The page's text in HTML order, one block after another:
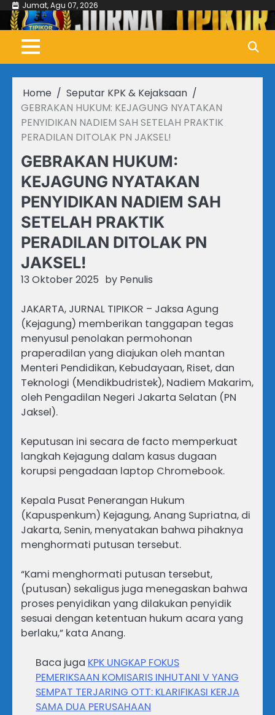
Skip
content
Jumat, Agu 07, 2026
Home
Seputar KPK & Kejaksaan
GEBRAKAN HUKUM: KEJAGUNG NYATAKAN
PENYIDIKAN NADIEM SAH SETELAH PRAKTIK
PERADILAN DITOLAK PN JAKSEL!
GEBRAKAN HUKUM:
KEJAGUNG NYATAKAN
PENYIDIKAN NADIEM SAH
SETELAH PRAKTIK
PERADILAN DITOLAK PN
JAKSEL!
13 Oktober 2025 by Penulis
JAKARTA, JURNAL TIPIKOR – Jaksa Agung
(Kejagung) memberikan tanggapan tegas
menyusul penolakan permohonan
praperadilan yang diajukan oleh mantan
Menteri Pendidikan, Kebudayaan, Riset, dan
Teknologi (Mendikbudristek), Nadiem Makarim,
oleh Pengadilan Negeri Jakarta Selatan (PN
Jaksel).
Keputusan ini secara de facto memperkuat
langkah Kejagung dalam kasus dugaan
korupsi pengadaan laptop Chromebook.
Kepala Pusat Penerangan Hukum
(Kapuspenkum) Kejagung, Anang Supriatna, di
Jakarta, Senin, menyatakan bahwa pihaknya
menghormati putusan tersebut.
“Kami menghormati putusan tersebut,
(putusan) sekaligus juga menegaskan bahwa
proses penyidikan yang dilakukan penyidik
sesuai dengan ketentuan hukum acara yang
berlaku,” kata Anang.
Baca juga KPK UNGKAP FOKUS
PEMERIKSAAN KOMISARIS INHUTANI V YANG
SEMPAT TERJARING OTT: KLARIFIKASI KERJA
SAMA DUA PERUSAHAAN